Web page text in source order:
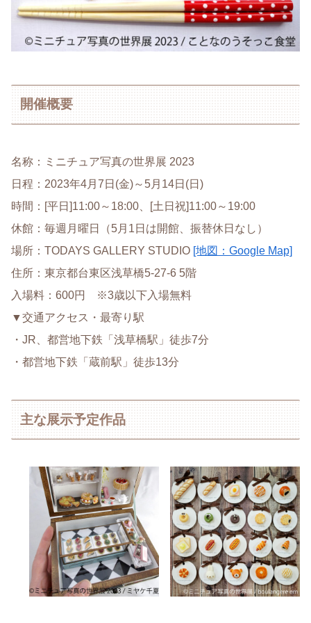
開催概要
名称：ミニチュア写真の世界展 2023
日程：2023年4月7日(金)～5月14日(日)
時間：[平日]11:00～18:00、[土日祝]11:00～19:00
休館：毎週月曜日（5月1日は開館、振替休日なし）
場所：TODAYS GALLERY STUDIO [地図：Google Map]
住所：東京都台東区浅草橋5-27-6 5階
入場料：600円 ※3歳以下入場無料
▼交通アクセス・最寄り駅
・JR、都営地下鉄「浅草橋駅」徒歩7分
・都営地下鉄「蔵前駅」徒歩13分
主な展示予定作品